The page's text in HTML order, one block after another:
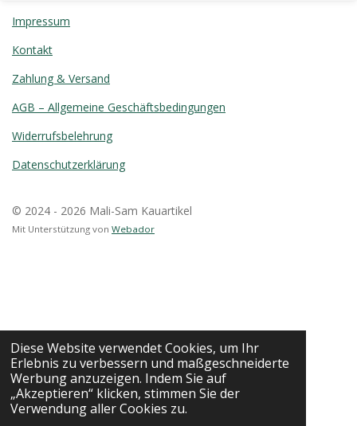
Diese Website verwendet Cookies, um Ihr
Erlebnis zu verbessern und maßgeschneiderte
Werbung anzuzeigen. Indem Sie auf
„Akzeptieren“ klicken, stimmen Sie der
Verwendung aller Cookies zu.
Impressum
Kontakt
Zahlung & Versand
AGB – Allgemeine Geschäftsbedingungen
Widerrufsbelehrung
Datenschutzerklärung
© 2024 - 2026 Mali-Sam Kauartikel
Mit Unterstützung von Webador